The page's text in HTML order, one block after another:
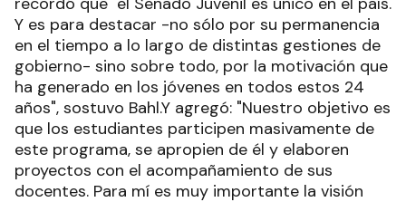
Y es para destacar -no sólo por su permanencia
en el tiempo a lo largo de distintas gestiones de
gobierno- sino sobre todo, por la motivación que
ha generado en los jóvenes en todos estos 24
años", sostuvo Bahl.Y agregó: "Nuestro objetivo es
que los estudiantes participen masivamente de
este programa, se apropien de él y elaboren
proyectos con el acompañamiento de sus
docentes. Para mí es muy importante la visión